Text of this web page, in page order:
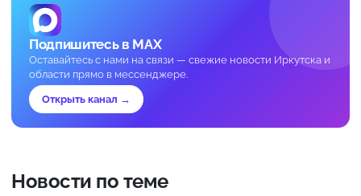
Подпишитесь в MAX
Оставайтесь с нами на связи — свежие новости Иркутска и
области прямо в мессенджере.
Открыть канал →
Новости по теме